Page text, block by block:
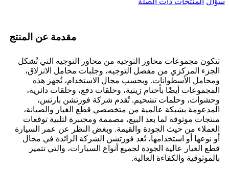
مقدمة عن المنتج
تتكون مجموعات محاور التوجيه من محاور التوجيه التي تُشكل
الجزء المركزي من مفصل التوجيه، وجلبات محامل الانزلاق،
ومحامل الأسطوانات. وبحسب مجال الاستخدام، تُجهز هذه
المجموعات أيضًا بأختام زيتية، وحلقات دفع، وحلقات دائرية،
وحشوات، وحلمات تشحيم. تُقدم شركة فورتشن بارتس،
المدعومة بشبكة عالمية من متخصصي قطع الغيار والصيانة،
منتجات موثوقة لما بعد البيع، مصممة ومختبرة لتلبية توقعات
العملاء من حيث الجودة والقيمة. وبغض النظر عن عمر السيارة
أو نوعها أو استخدامها، تُعد فورتشن الشركة الرائدة في مجال
قطع الغيار عالية الجودة لجميع أنواع السيارات، والتي تتميز
بالموثوقية والكفاءة العالية.